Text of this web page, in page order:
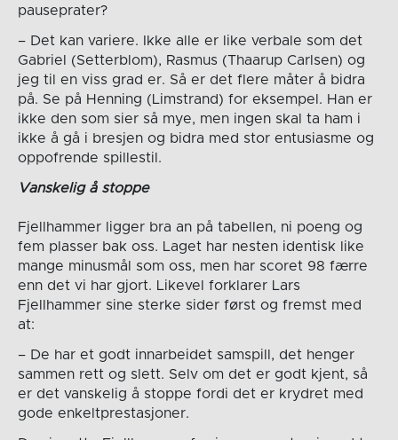
pauseprater?
– Det kan variere. Ikke alle er like verbale som det
Gabriel (Setterblom), Rasmus (Thaarup Carlsen) og
jeg til en viss grad er. Så er det flere måter å bidra
på. Se på Henning (Limstrand) for eksempel. Han er
ikke den som sier så mye, men ingen skal ta ham i
ikke å gå i bresjen og bidra med stor entusiasme og
oppofrende spillestil.
Vanskelig å stoppe
Fjellhammer ligger bra an på tabellen, ni poeng og
fem plasser bak oss. Laget har nesten identisk like
mange minusmål som oss, men har scoret 98 færre
enn det vi har gjort. Likevel forklarer Lars
Fjellhammer sine sterke sider først og fremst med
at:
– De har et godt innarbeidet samspill, det henger
sammen rett og slett. Selv om det er godt kjent, så
er det vanskelig å stoppe fordi det er krydret med
gode enkeltprestasjoner.